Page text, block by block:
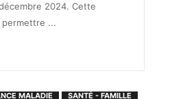
2024. Cette
...
MALADIE SANTÉ - FAMILLE